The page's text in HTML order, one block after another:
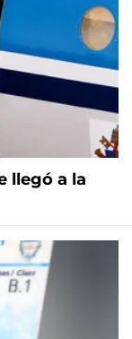
llegó a la